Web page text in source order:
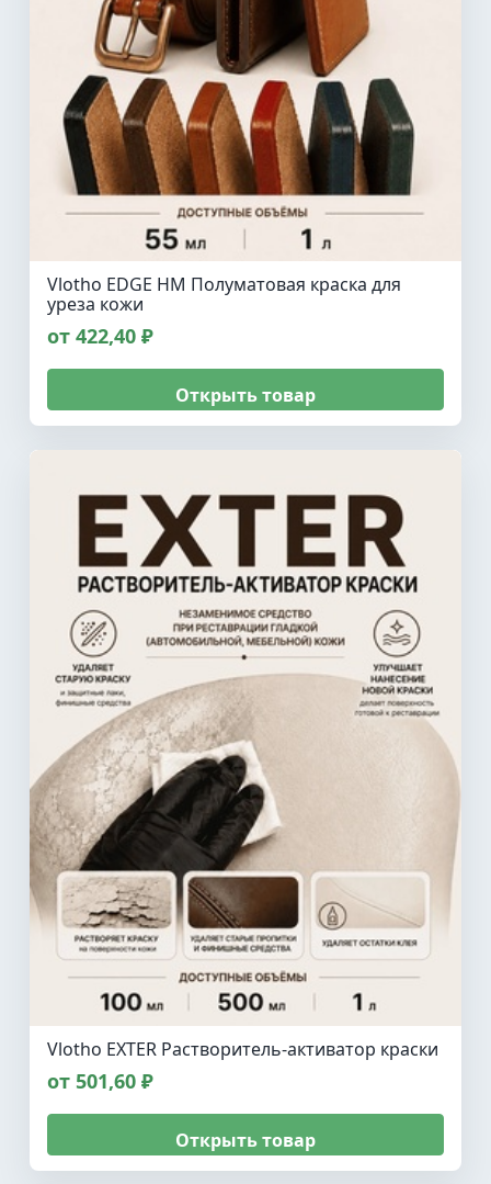
Vlotho EDGE HM Полуматовая краска для
уреза кожи
от 422,40 ₽
Открыть товар
Vlotho EXTER Растворитель-активатор краски
от 501,60 ₽
Открыть товар